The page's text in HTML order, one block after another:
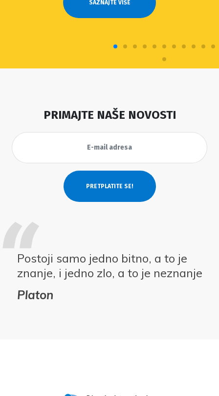
SAZNAJTE VIŠE
PRIMAJTE NAŠE NOVOSTI
Postoji samo jedno bitno, a to je
znanje, i jedno zlo, a to je neznanje
Platon